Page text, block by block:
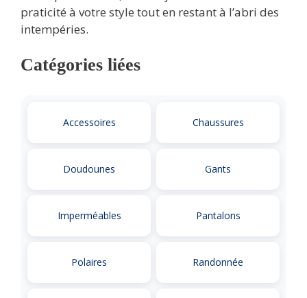
praticité à votre style tout en restant à l’abri des
intempéries.
Catégories liées
Accessoires Chaussures
Doudounes Gants
Imperméables Pantalons
Polaires Randonnée